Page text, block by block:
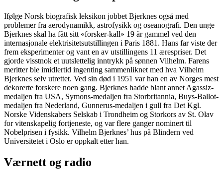
Ifølge Norsk biografisk leksikon jobbet Bjerknes også med
problemer fra aerodynamikk, astrofysikk og oseanografi. Den unge
Bjerknes skal ha fått sitt «forsker-kall» 19 år gammel ved den
internasjonale elektrisitetsutstillingen i Paris 1881. Hans far viste der
frem eksperimenter og vant en av utstillingens 11 ærespriser. Det
gjorde visstnok et uutslettelig inntrykk på sønnen Vilhelm. Farens
meritter ble imidlertid ingenting sammenliknet med hva Vilhelm
Bjerknes selv utrettet. Ved sin død i 1951 var han en av Norges mest
dekorerte forskere noen gang. Bjerknes hadde blant annet Agassiz-
medaljen fra USA, Symons-medaljen fra Storbritannia, Buys-Ballot-
medaljen fra Nederland, Gunnerus-medaljen i gull fra Det Kgl.
Norske Videnskabers Selskab i Trondheim og Storkors av St. Olav
for vitenskapelig fortjeneste, og var flere ganger nominert til
Nobelprisen i fysikk. Vilhelm Bjerknes’ hus på Blindern ved
Universitetet i Oslo er oppkalt etter han.
Værnett og radio